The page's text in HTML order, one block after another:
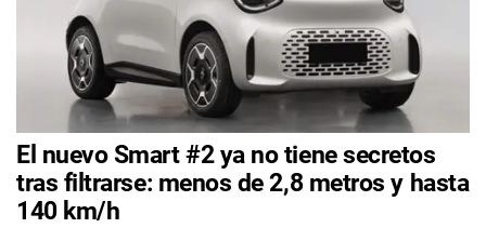
El nuevo Smart #2 ya no tiene secretos
tras filtrarse: menos de 2,8 metros y hasta
140 km/h